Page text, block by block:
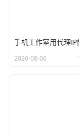
2026-08-06